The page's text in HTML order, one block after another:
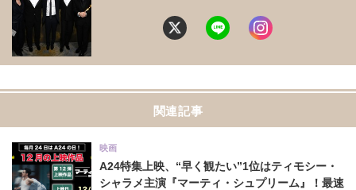
関連記事
A24特集上映、“早く観たい”1位はティモシー・
シャラメ主演『マーティ・シュプリーム』！最速
映画